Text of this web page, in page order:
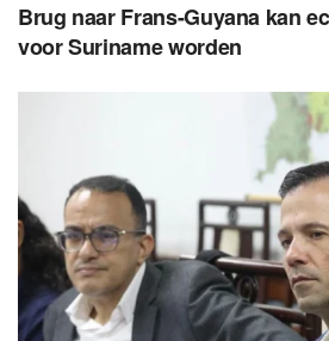
Brug naar Frans-Guyana kan
voor Suriname worden